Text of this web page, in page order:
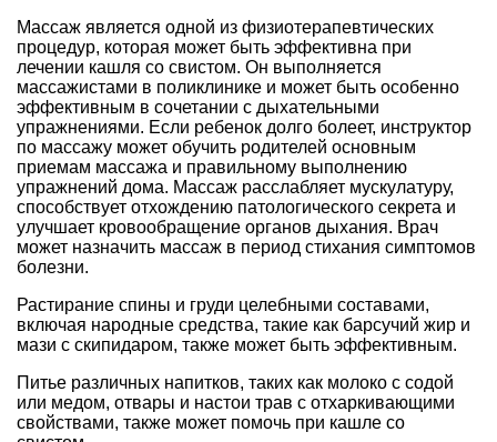
Массаж является одной из физиотерапевтических
процедур, которая может быть эффективна при
лечении кашля со свистом. Он выполняется
массажистами в поликлинике и может быть особенно
эффективным в сочетании с дыхательными
упражнениями. Если ребенок долго болеет, инструктор
по массажу может обучить родителей основным
приемам массажа и правильному выполнению
упражнений дома. Массаж расслабляет мускулатуру,
способствует отхождению патологического секрета и
улучшает кровообращение органов дыхания. Врач
может назначить массаж в период стихания симптомов
болезни.
Растирание спины и груди целебными составами,
включая народные средства, такие как барсучий жир и
мази с скипидаром, также может быть эффективным.
Питье различных напитков, таких как молоко с содой
или медом, отвары и настои трав с отхаркивающими
свойствами, также может помочь при кашле со